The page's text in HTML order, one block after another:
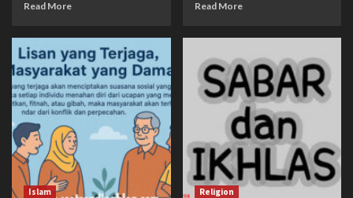
Read More Read More
Islam Religion